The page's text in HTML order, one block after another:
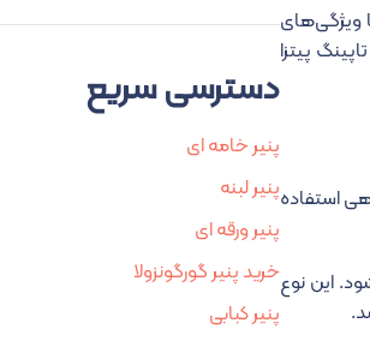
ویژگی‌های
پیتزا
استفاده
این نوع
دسترسی سریع
پنیر خامه ای
پنیر لبنه
پنیر ورقه ای
خرید پنیر گورگونزولا
پنیر کبابی